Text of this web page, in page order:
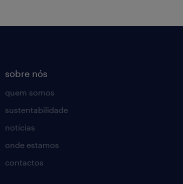
sobre nós
quem somos
sustentabilidade
notícias
onde estamos
contactos